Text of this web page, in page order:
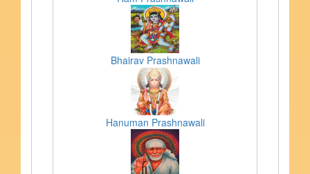
Bhairav Prashnawali
Hanuman Prashnawali